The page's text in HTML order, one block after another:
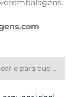
O que é Fita de Arquear e para que ela serve?